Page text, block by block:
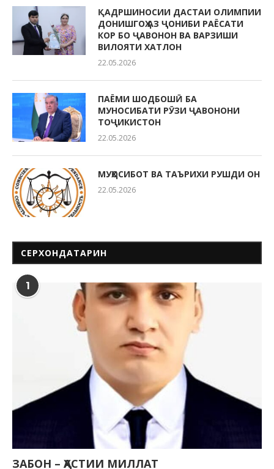
ҚАДРШИНОСИИ ДАСТАИ ОЛИМПИИ
ДОНИШГОҲ АЗ ҶОНИБИ РАЁСАТИ
КОР БО ҶАВОНОН ВА ВАРЗИШИ
ВИЛОЯТИ ХАТЛОН
22.05.2026
ПАЁМИ ШОДБОШӢ БА
МУНОСИБАТИ РӮЗИ ҶАВОНОНИ
ТОҶИКИСТОН
22.05.2026
МУҲОСИБОТ ВА ТАЪРИХИ РУШДИ ОН
22.05.2026
СЕРХОНДАТАРИН
1
ЗАБОН – ҲАСТИИ МИЛЛАТ